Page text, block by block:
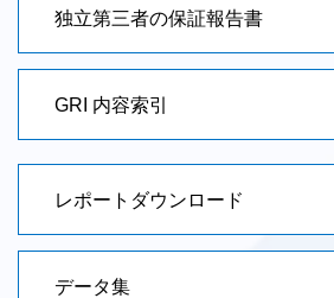
独立第三者の保証報告書
GRI 内容索引
レポートダウンロード
データ集